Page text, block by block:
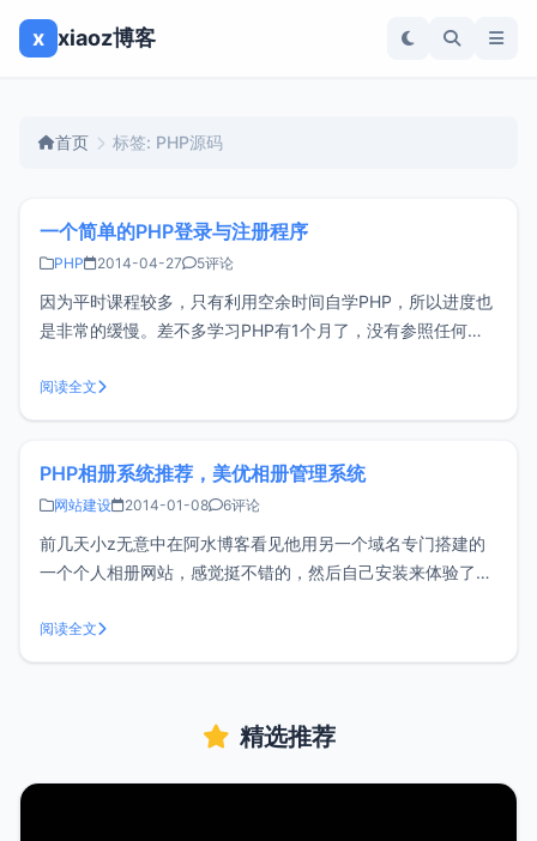
x xiaoz博客
首页 标签: PHP源码
一个简单的PHP登录与注册程序
PHP 2014-04-27 5评论
因为平时课程较多，只有利用空余时间自学PHP，所以进度也
是非常的缓慢。差不多学习PHP有1个月了，没有参照任何代
还是有点小小的欣慰。不过自身也很明白，这不是一个完善的
程序，BUG也很多，考虑得也不周全，但是随着深入的学习，
阅读全文
PHP相册系统推荐，美优相册管理系统
网站建设 2014-01-08 6评论
前几天小z无意中在阿水博客看见他用另一个域名专门搭建的
一个个人相册网站，感觉挺不错的，然后自己安装来体验了一
间磁盘够大，速度够快，要不然可能影响打开速度和耗费资
源。如果只是想折腾体验一下可以用二级域名来尝试。目前还
阅读全文
精选推荐